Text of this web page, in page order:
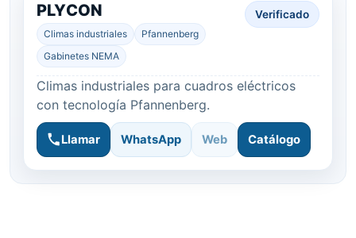
PLYCON
Climas industriales
Pfannenberg
Gabinetes NEMA
Verificado
Climas industriales para cuadros eléctricos
con tecnología Pfannenberg.
Llamar WhatsApp Web Catálogo